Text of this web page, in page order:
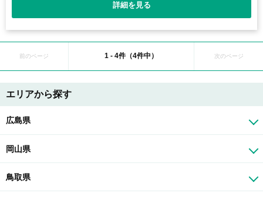
詳細を見る
前のページ 1 - 4件（4件中） 次のページ
エリアから探す
広島県
岡山県
鳥取県